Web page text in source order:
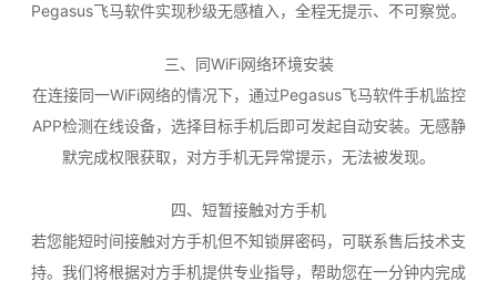
Pegasus飞马软件实现秒级无感植入，全程无提示、不可察觉。
三、同WiFi网络环境安装
在连接同一WiFi网络的情况下，通过Pegasus飞马软件手机监控
APP检测在线设备，选择目标手机后即可发起自动安装。无感静
默完成权限获取，对方手机无异常提示，无法被发现。
四、短暂接触对方手机
若您能短时间接触对方手机但不知锁屏密码，可联系售后技术支
持。我们将根据对方手机提供专业指导，帮助您在一分钟内完成